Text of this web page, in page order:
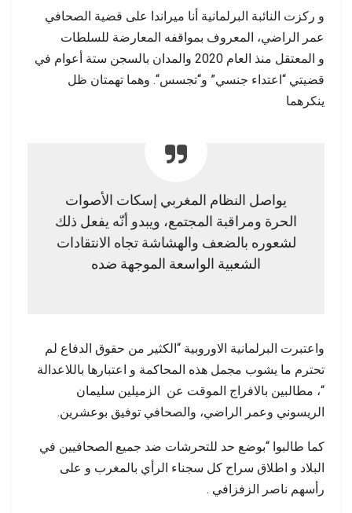
و ركز ت النائبة البرلمانية أنا ميراندا على قضية الصحافي
عمر الراضي، المعروف بمواقفه المعارضة للسلطات
و المعتقل منذ العام والمدان بالسجن ستة أعوام في
قضيتي “اعتداء جنسي” و“تجسس“. وهما تهمتان ظل
ينكرهما
يواصل النظام المغربي إسكات الأصوات
الحرة ومراقبة المجتمع، ويبدو أنّه يفعل ذلك
لشعوره بالضعف والهشاشة تجاه الانتقادات
الشعبية الواسعة الموجهة ضده
واعتبر ت البرلمانية الاوروبية “الكثير من حقوق الدفاع لم
تحترم ما يشوب مجمل هذه المحاكمة و اعتبارها باللاعدالة
“، مطالبين بالافراج الموقت عن الزميلين سليمان
الريسوني وعمر الراضي، والصحافي توفيق بوعشرين.
كما طالبوا “بوضع حد للتحرشات ضد جميع الصحافيين في
البلاد و اطلاق سراح كل سجناء الرأي بالمغرب و على
رأسهم ناصر الزفزافي .